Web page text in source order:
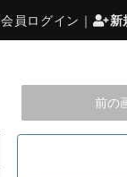
会員ログイン ｜ 新
前の